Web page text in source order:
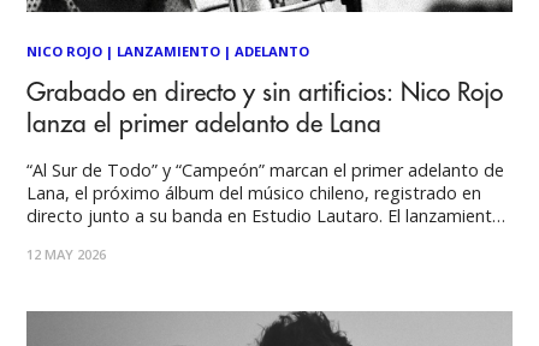
NICO ROJO | LANZAMIENTO |ADELANTO
Grabado en directo y sin artificios: Nico Rojo
lanza el primer adelanto de Lana
“Al Sur de Todo” y “Campeón” marcan el primer adelanto de
Lana, el próximo álbum del músico chileno, registrado en
directo junto a su banda en Estudio Lautaro. El lanzamiento
proceso creativo de una obra que apuesta por el sonido
12 MAY 2026